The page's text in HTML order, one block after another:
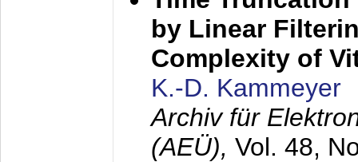
by Linear
Complexity of
K.-D. Kammeyer
Archiv für
(AEÜ), Vol. 48,